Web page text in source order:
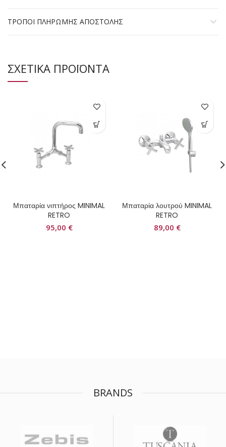
ΤΡΟΠΟΙ ΠΛΗΡΩΜΗΣ ΑΠΟΣΤΟΛΗΣ
ΣΧΕΤΙΚΑ ΠΡΟΪΟΝΤΑ
Μπαταρία νιπτήρος MINIMAL
RETRO
95,00 €
Μπαταρία λουτρού MINIMAL
RETRO
89,00 €
BRANDS